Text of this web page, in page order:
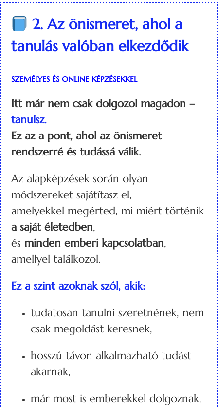
2. Az önismeret, ahol a
tanulás valóban elkezdődik
SZEMÉLYES ÉS ONLINE KÉPZÉSEKKEL
Itt már nem csak dolgozol magadon –
tanulsz.
Ez az a pont, ahol az önismeret
rendszerré és tudássá válik.
Az alapképzések során olyan
módszereket sajátítasz el,
amelyekkel megérted, mi miért történik
a saját életedben,
és minden emberi kapcsolatban,
amellyel találkozol.
Ez a szint azoknak szól, akik:
tudatosan tanulni szeretnének, nem
csak megoldást keresnek,
hosszú távon alkalmazható tudást
akarnak,
már most is emberekkel dolgoznak,